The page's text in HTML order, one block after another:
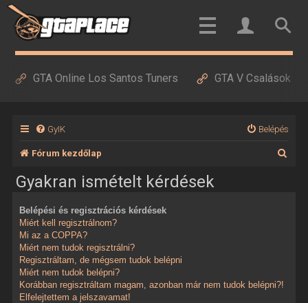
GTA Online Los Santos Tuners GTA V Csalások
GyIK Belépés
Fórum kezdőlap
Gyakran ismételt kérdések
Belépési és regisztrációs kérdések
Miért kell regisztrálnom?
Mi az a COPPA?
Miért nem tudok regisztrálni?
Regisztráltam, de mégsem tudok belépni
Miért nem tudok belépni?
Korábban regisztráltam magam, azonban már nem tudok belépni?!
Elfelejtettem a jelszavamat!